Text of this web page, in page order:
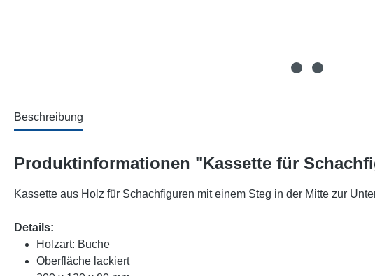
Beschreibung
Produktinformationen "Kassette für
Kassette aus Holz für Schachfiguren mit einem Steg in der Mitte zur
Details:
Holzart: Buche
Oberfläche lackiert